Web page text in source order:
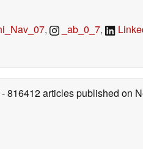
, _ab_0_7,
- 816412 articles published on